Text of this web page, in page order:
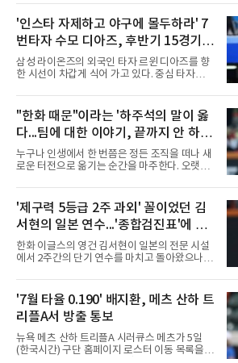
환호하던 분위기는 온데간데없고, 이제는 성적
부진과 부상을 이유로 팀에서 내보내야 한다는
목소리가 거세지고 있다.김하성은 이번 시즌을
앞두고 대형 계약을 체결하며 기대를 모았으나,
연이은 부상 공백과 극심한 타격 부진이 겹치며
구단과 팬들의 인내심을 한계에 다다르게 만들
었다. 야구계의 냉혹한 비즈니스 논리에 따라,
프 역시 팬들의 거센 항의와 언론의 날 선 비판에
서 자유로울 수 없는 상황이
'인스타 자제하고 야구에 몰두하라' 7
번타자 수모 디아즈, 후반기 15경기
홈런 제로
삼성 라이온즈의 외국인 타자 르윈 디아즈를 향
한 시선이 차갑게 식어 가고 있다. 중심 타자로서
한 부진에 빠지면서 팬들의 원성과 질책이 거세
지는 모양새다.특히 후반기 들어 나타나는 지독
한 홈런 부재는 팀의 고민을 깊게 만들고 있다.
디아즈는 후반기 15경기에 출전해 56타수를 소
화하는 동안 16개의 안타를 기록하며 0.286의
타율 자체는 나쁘지 않은 수치를 유지하고 있다.
그러나 홈런 생산 능력은 완전히 실종됐다. 중심
고, 이는 팀 전체의 공격력 저하로 직결되고 있
다. 최근 경기에서는
"한화 때문"이라는 '하주석의 말이 옳
다...팀에 대한 이야기, 끝까지 안 하는
게 도리
누구나 인생에서 한 번쯤은 정든 조직을 떠나 새
로운 터전으로 옮기는 순간을 마주한다. 오랫동
를 안고 떠난 곳이든 마침표를 찍는 일은 늘 복잡
한 감정을 동반한다. 그곳을 떠난 뒤 주위에서 묻
는다. "지금 여기 어때? 거기는 어땠어?" 이때 쏟
아지는 유혹은 달콤하다. 그동안 쌓였던 불만과
섭섭함을 토로하며 동조를 구하고 싶은 마음이
굴뚝같아진다. 하지만 사회생활의 오랜 격언이
자 진리는 명확하다. '전 회사 욕은 결국 누워서
며 깊은 여운을 남겼다. 오랫동안 한 팀의 주전으
로 헌신하다 새로운
'제구력 5등급 2주 과외' 꼴이었던 김
서현의 일본 연수...'종합검진표'에 불
과
한화 이글스의 영건 김서현이 일본의 전문 시설
에서 2주간의 단기 연수를 마치고 돌아왔으나,
출하며 야구 팬들과 전문가들 사이에 씁쓸한 뒷
맛을 남기고 있다.출국 당시만 해도 선수의 고질
적인 제구 문제를 해결할 특효약이 될 것처럼 포
장되었던 이번 연수는, 뚜껑을 열어보니 '제구력
5등급에게 2주짜리 족집게 과외를 붙여 1등급을
기대한 꼴'이었다는 냉정한 평가를 피하기 어렵
게 됐다.야구에서 투수의 제구력은 오랜 시간 투
'7월 타율 0.190' 배지환, 메츠 산하 트
리플A서 방출 통보
뉴욕 메츠 산하 트리플A 시러큐스 메츠가 5일
(한국시간) 구단 홈페이지 로스터 이동 목록을